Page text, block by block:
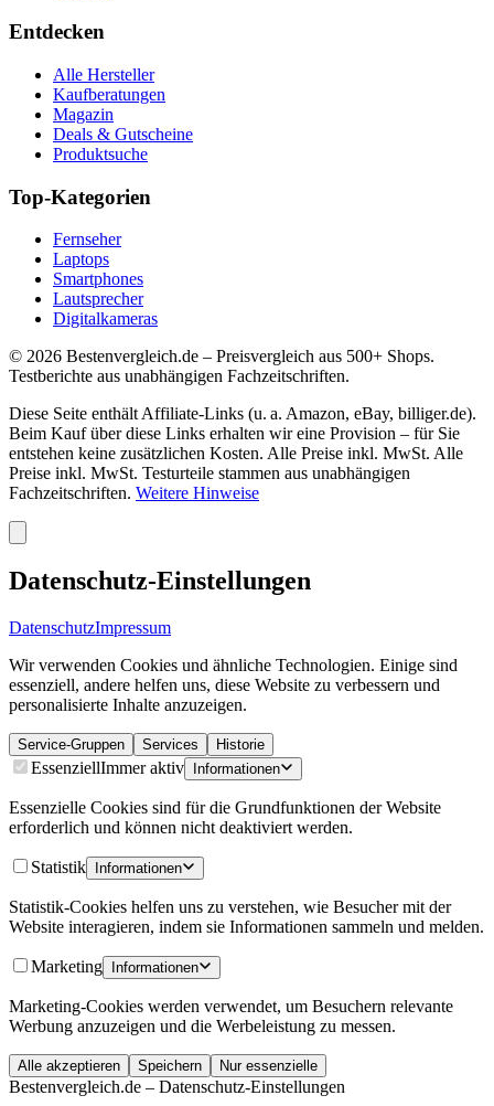
Entdecken
Alle Hersteller
Kaufberatungen
Magazin
Deals & Gutscheine
Produktsuche
Top-Kategorien
Fernseher
Laptops
Smartphones
Lautsprecher
Digitalkameras
© 2026 Bestenvergleich.de – Preisvergleich aus 500+ Shops.
Testberichte aus unabhängigen Fachzeitschriften.
Diese Seite enthält Affiliate-Links (u. a. Amazon, eBay, billiger.de).
Beim Kauf über diese Links erhalten wir eine Provision – für Sie
entstehen keine zusätzlichen Kosten. Alle Preise inkl. MwSt. Alle
Preise inkl. MwSt. Testurteile stammen aus unabhängigen
Fachzeitschriften. Weitere Hinweise
Datenschutz-Einstellungen
DatenschutzImpressum
Wir verwenden Cookies und ähnliche Technologien. Einige sind
essenziell, andere helfen uns, diese Website zu verbessern und
personalisierte Inhalte anzuzeigen.
Service-Gruppen Services Historie
EssenziellImmer aktiv Informationen
Essenzielle Cookies sind für die Grundfunktionen der Website
erforderlich und können nicht deaktiviert werden.
Statistik Informationen
Statistik-Cookies helfen uns zu verstehen, wie Besucher mit der
Website interagieren, indem sie Informationen sammeln und melden.
Marketing Informationen
Marketing-Cookies werden verwendet, um Besuchern relevante
Werbung anzuzeigen und die Werbeleistung zu messen.
Alle akzeptieren Speichern Nur essenzielle
Bestenvergleich.de – Datenschutz-Einstellungen